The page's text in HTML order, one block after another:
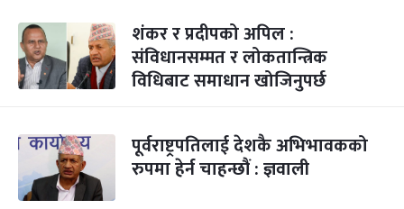
शंकर र प्रदीपको अपिल :
संविधानसम्मत र लोकतान्त्रिक
विधिबाट समाधान खोजिनुपर्छ
पूर्वराष्ट्रपतिलाई देशकै अभिभावकको
रुपमा हेर्न चाहन्छौं : ज्ञवाली